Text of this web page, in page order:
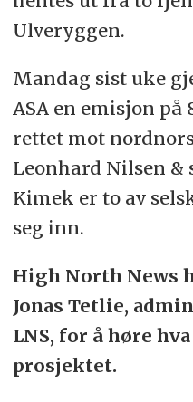
Ulveryggen.
Mandag sist uke
ASA en emisjon
rettet mot
Leonhard Nilsen &
Kimek er to av
seg inn.
High North News
Jonas Tetlie,
LNS, for å høre
prosjektet.